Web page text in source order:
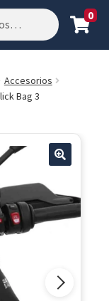
0
Accesorios
Bag 3